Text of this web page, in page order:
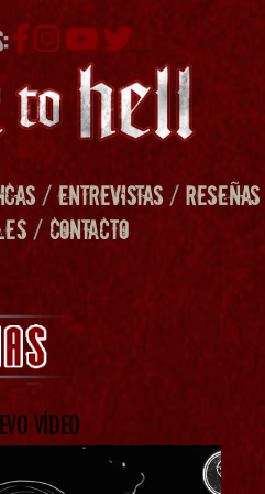
/ENTREVISTAS/RESEÑAS
/ CONTACTO
VÍDEO